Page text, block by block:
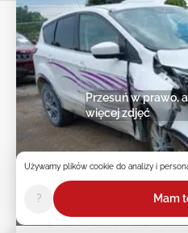
Na żywo
Przesuń w prawo,
więcej zdjęć
Używamy plików cookie do analizy i
? Mam